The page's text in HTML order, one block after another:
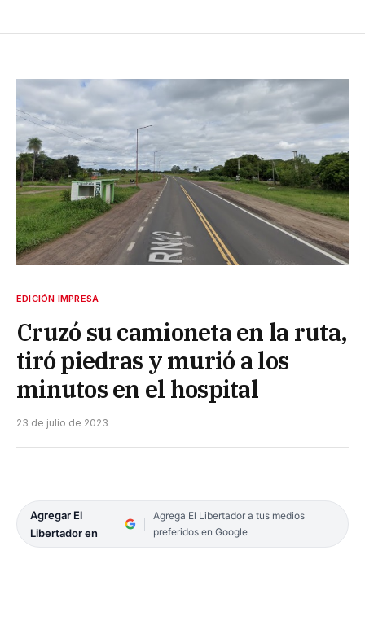
EDICIÓN IMPRESA
Cruzó su camioneta en la ruta,
tiró piedras y murió a los
minutos en el hospital
23 de julio de 2023
Agregar El
Libertador en
Agrega El Libertador a tus medios
preferidos en Google